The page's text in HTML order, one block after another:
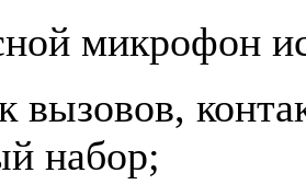
микрофон
вызовов,
набор;